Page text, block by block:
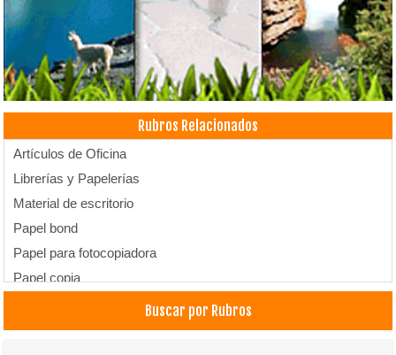
Rubros Relacionados
Artículos de Oficina
Librerías y Papelerías
Material de escritorio
Papel bond
Papel para fotocopiadora
Papel copia
Buscar por Rubros